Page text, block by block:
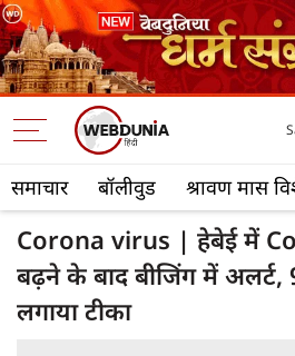
समाचार बॉलीवुड श्रावण मास
Corona virus | हेबेई में
बढ़ने के बाद बीजिंग में अलर्ट,
लगाया टीका